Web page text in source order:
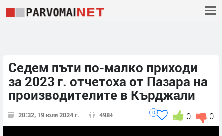
Седем пъти по-малко приходи
за 2023 г. отчетоха от Пазара на
производителите в Кърджали
20:32, 19 юли 2024 г. 4984 0
0
0